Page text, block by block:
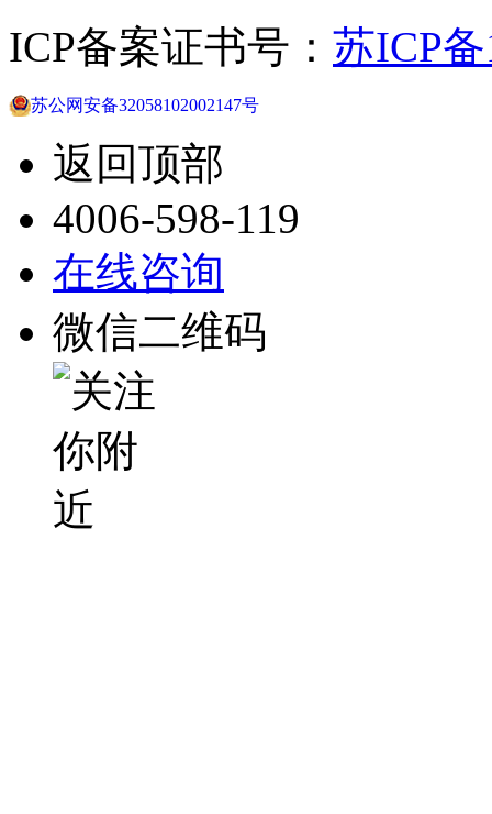
ICP备案证书号： 苏ICP
苏公网安备32058102002147号
返回顶部
4006-598-119
在线咨询
微信二维码